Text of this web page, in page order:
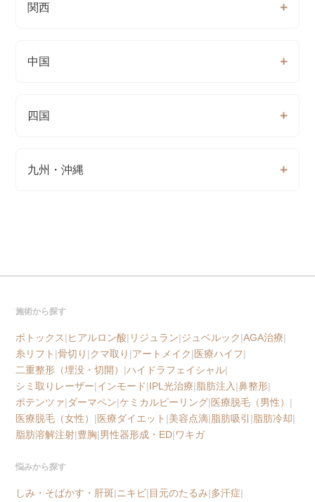
関西
中国
四国
九州・沖縄
施術から探す
ボトックス|ヒアルロン酸| リジュラン|ジュベルック|AGA治療|
糸リフト |骨切り |クマ取り |アートメイク|医療ハイフ|
二重整形（埋没・切開） |ハイドラフェイシャル|
シミ取りレーザー|インモード|IPL光治療|脂肪注入 |鼻整形|
ポテンツァ|ダーマペン|ケミカルピーリング|医療脱毛（男性） |
医療脱毛（女性） |医療ダイエット |美容点滴|脂肪吸引 |脂肪冷却|
脂肪溶解注射|豊胸|男性器形成・ED|ワキガ
悩みから探す
しみ・そばかす・肝斑| ニキビ|目元のたるみ|多汗症|